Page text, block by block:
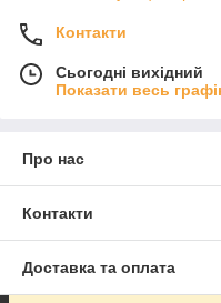
Контакти
Сьогодні вихідний
Показати весь
Про нас
Контакти
Доставка та оплата